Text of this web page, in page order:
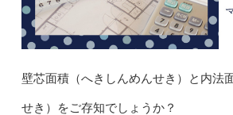
壁芯面積（へきしんめんせき）と内法
せき）をご存知でしょうか？